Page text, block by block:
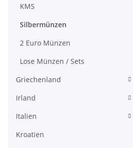
KMS
Silbermünzen
2 Euro Münzen
Lose Münzen / Sets
Griechenland
Irland
Italien
Kroatien